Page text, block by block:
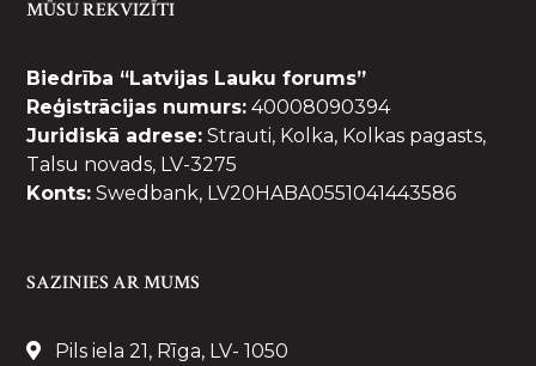
MŪSU REKVIZĪTI
Biedrība “Latvijas Lauku forums”
Reģistrācijas numurs: 40008090394
Juridiskā adrese: Strauti, Kolka, Kolkas pagasts,
Talsu novads, LV-3275
Konts: Swedbank, LV20HABA0551041443586
SAZINIES AR MUMS
Pils iela 21, Rīga, LV- 1050